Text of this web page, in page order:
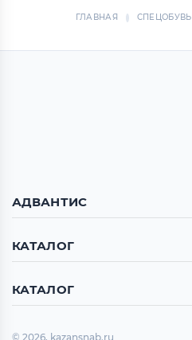
ГЛАВНАЯ СПЕЦОБУВЬ
АДВАНТИС
КАТАЛОГ
КАТАЛОГ
© 2026, kazansnab.ru